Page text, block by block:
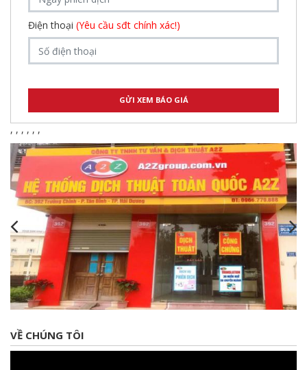
Điện thoại (Yêu cầu sđt chính xác!)
, , , , , ,
VỀ CHÚNG TÔI